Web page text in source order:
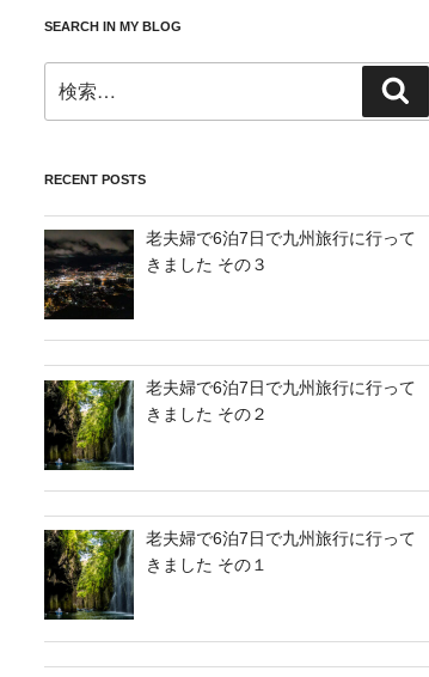
SEARCH IN MY BLOG
索:
索
RECENT POSTS
老夫婦で6泊7日で九州旅行に行って
きました その３
老夫婦で6泊7日で九州旅行に行って
きました その２
老夫婦で6泊7日で九州旅行に行って
きました その１